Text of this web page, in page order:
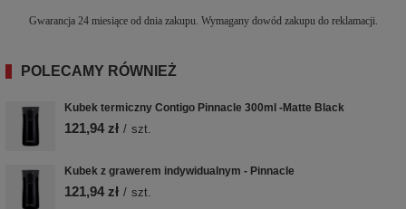
Gwarancja 24 miesiące od dnia zakupu. Wymagany dowód zakupu do reklamacji.
POLECAMY RÓWNIEŻ
Kubek termiczny Contigo Pinnacle 300ml -Matte Black
121,94 zł / szt.
Kubek z grawerem indywidualnym - Pinnacle
121,94 zł / szt.